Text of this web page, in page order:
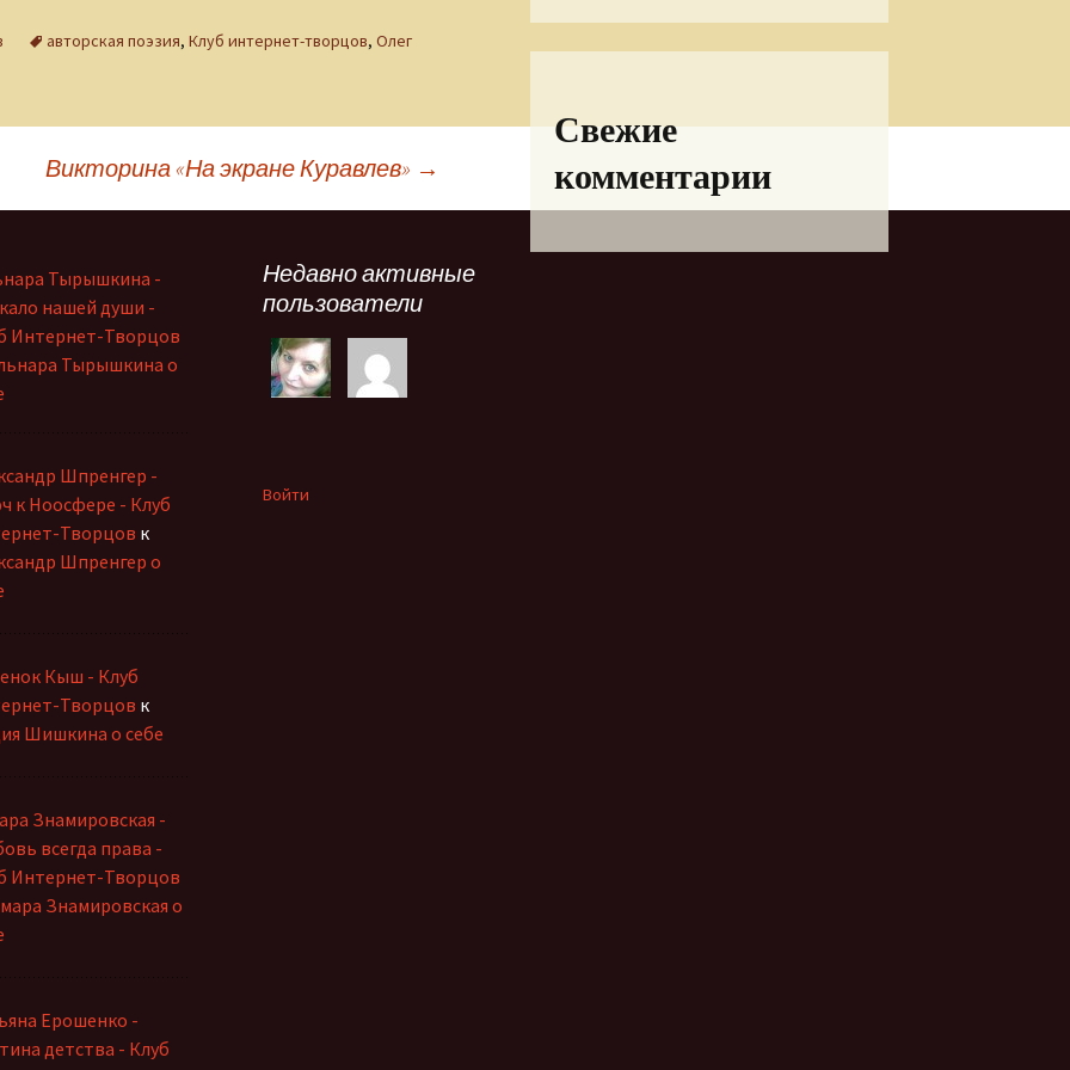
авторская поэзия, Клуб интернет-творцов, Олег
Викторина «На экране Куравлев» →
Свежие
комментарии
Тырышкина -
нашей души -
Интернет-Творцов
Тырышкина о
Шпренгер -
к Ноосфере - Клуб
Творцов к
Шпренгер о
Кыш - Клуб
Творцов к
Шишкина о себе
Знамировская -
всегда права -
Интернет-Творцов
Знамировская о
Ерошенко -
детства - Клуб
Недавно активные
пользователи
Войти